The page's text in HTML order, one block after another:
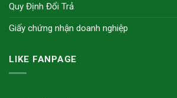
Quy Định Đổi Trả
Giấy chứng nhận doanh nghiệp
LIKE FANPAGE